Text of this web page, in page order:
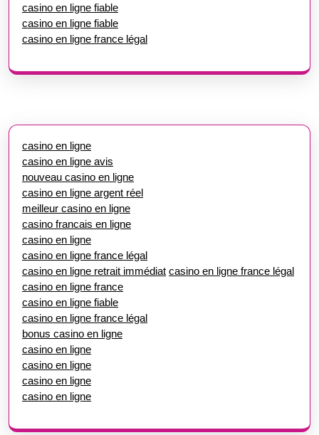
casino en ligne fiable
casino en ligne fiable
casino en ligne france légal
casino en ligne
casino en ligne avis
nouveau casino en ligne
casino en ligne argent réel
meilleur casino en ligne
casino francais en ligne
casino en ligne
casino en ligne france légal
casino en ligne retrait immédiat casino en ligne france légal
casino en ligne france
casino en ligne fiable
casino en ligne france légal
bonus casino en ligne
casino en ligne
casino en ligne
casino en ligne
casino en ligne